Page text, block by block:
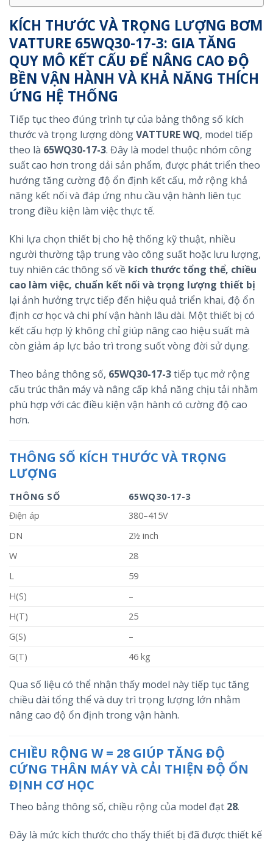
KÍCH THƯỚC VÀ TRỌNG LƯỢNG BƠM
VATTURE 65WQ30-17-3: GIA TĂNG
QUY MÔ KẾT CẤU ĐỂ NÂNG CAO ĐỘ
BỀN VẬN HÀNH VÀ KHẢ NĂNG THÍCH
ỨNG HỆ THỐNG
Tiếp tục theo đúng trình tự của bảng thông số kích
thước và trọng lượng dòngVATTURE WQ, model tiếp
theo là 65WQ30-17-3. Đây là model thuộc nhóm công
suất cao hơn trong dải sản phẩm, được phát triển theo
hướng tăng cường độ ổn định kết cấu, mở rộng khả
năng kết nối và đáp ứng nhu cầu vận hành liên tục
trong điều kiện làm việc thực tế.
Khi lựa chọn thiết bị cho hệ thống kỹ thuật, nhiều
người thường tập trung vào công suất hoặc lưu lượng,
tuy nhiên các thông số về kích thước tổng thể, chiều
cao làm việc, chuẩn kết nối và trọng lượng thiết bị
lại ảnh hưởng trực tiếp đến hiệu quả triển khai, độ ổn
định cơ học và chi phí vận hành lâu dài. Một thiết bị có
kết cấu hợp lý không chỉ giúp nâng cao hiệu suất mà
còn giảm áp lực bảo trì trong suốt vòng đời sử dụng.
Theo bảng thông số, 65WQ30-17-3tiếp tục mở rộng
cấu trúc thân máy và nâng cấp khả năng chịu tải nhằm
phù hợp với các điều kiện vận hành có cường độ cao
hơn.
THÔNG SỐ KÍCH THƯỚC VÀ TRỌNG
LƯỢNG
THÔNG SỐ
65WQ30-17-3
Điện áp
380–415V
DN
2½ inch
W
28
L
59
H(S)
–
H(T)
25
G(S)
–
G(T)
46 kg
Qua số liệu có thể nhận thấy model này tiếp tục tăng
chiều dài tổng thể và duy trì trọng lượng lớn nhằm
nâng cao độ ổn định trong vận hành.
CHIỀU RỘNG W = 28 GIÚP TĂNG ĐỘ
CỨNG THÂN MÁY VÀ CẢI THIỆN ĐỘ ỔN
ĐỊNH CƠ HỌC
Theo bảng thông số, chiều rộng của model đạt 28.
Đây là mức kích thước cho thấy thiết bị đã được thiết kế